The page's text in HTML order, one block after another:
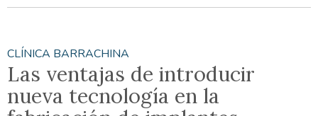
CLÍNICA BARRACHINA
Las ventajas de introducir
nueva tecnología en la